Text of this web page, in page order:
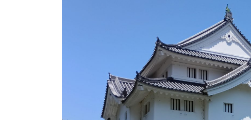
🍃ご相談方法について